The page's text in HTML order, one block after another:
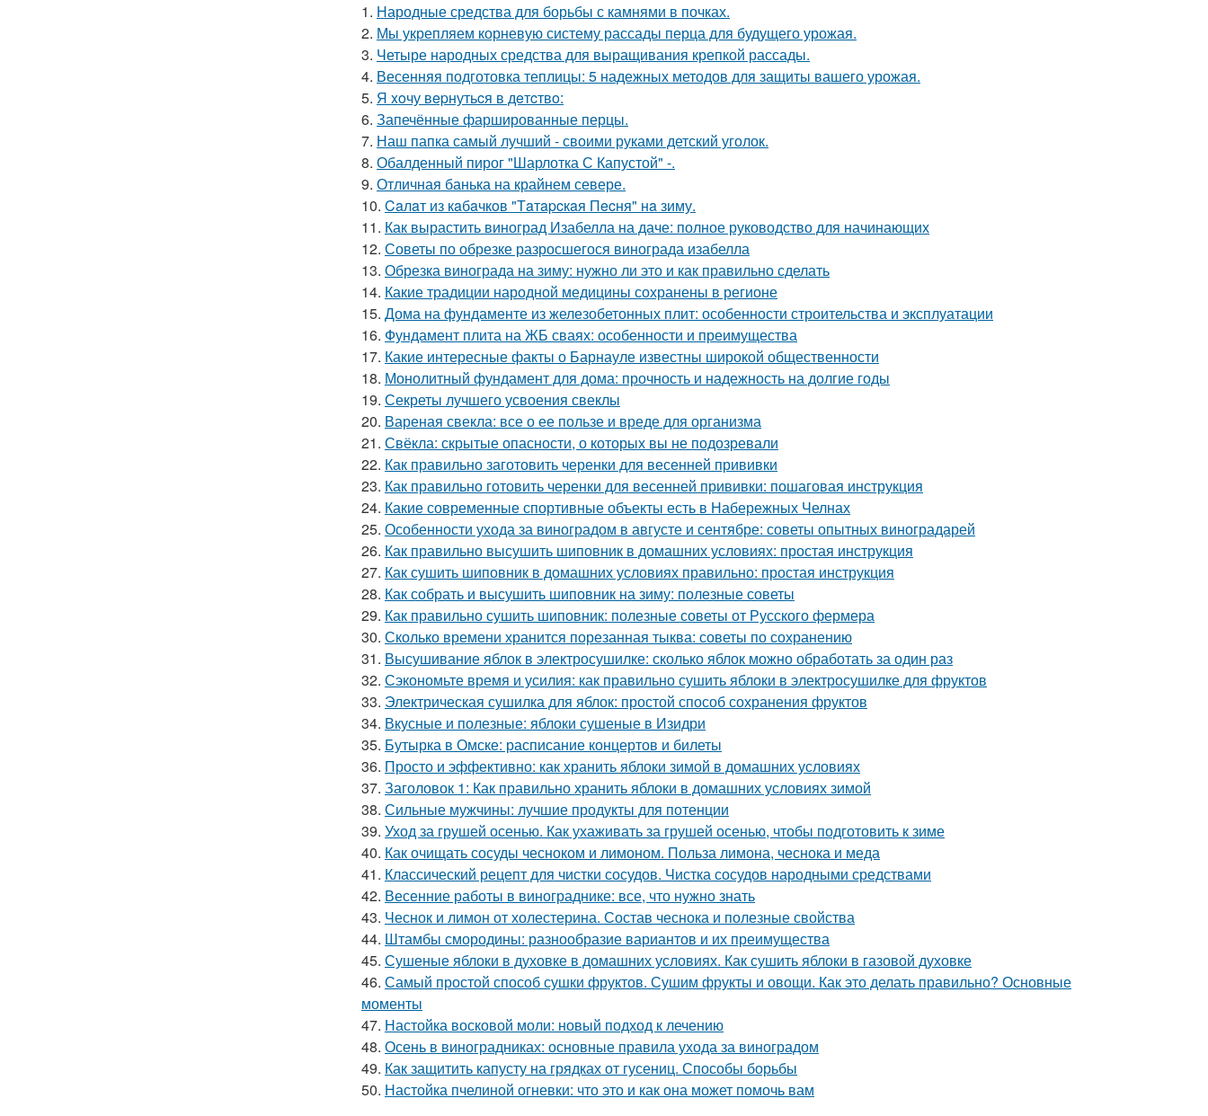
1. Народные средства для борьбы с камнями в почках.
2. Мы укрепляем корневую систему рассады перца для будущего урожая.
3. Четыре народных средства для выращивания крепкой рассады.
4. Весенняя подготовка теплицы: 5 надежных методов для защиты вашего урожая.
5. Я xoчу вepнутьcя в дeтcтвo:
6. Запечённые фаршированные перцы.
7. Наш папка самый лучший - своими руками детский уголок.
8. Обалденный пирог "Шарлотка С Капустой" -.
9. Отличная банька на крайнем севере.
10. Caлaт из кaбaчкoв "Тaтapcкaя Пecня" нa зиму.
11. Как вырастить виноград Изабелла на даче: полное руководство для начинающих
12. Советы по обрезке разросшегося винограда изабелла
13. Обрезка винограда на зиму: нужно ли это и как правильно сделать
14. Какие традиции народной медицины сохранены в регионе
15. Дома на фундаменте из железобетонных плит: особенности строительства и эксплуатации
16. Фундамент плита на ЖБ сваях: особенности и преимущества
17. Какие интересные факты о Барнауле известны широкой общественности
18. Монолитный фундамент для дома: прочность и надежность на долгие годы
19. Секреты лучшего усвоения свеклы
20. Вареная свекла: все о ее пользе и вреде для организма
21. Свёкла: скрытые опасности, о которых вы не подозревали
22. Как правильно заготовить черенки для весенней прививки
23. Как правильно готовить черенки для весенней прививки: пошаговая инструкция
24. Какие современные спортивные объекты есть в Набережных Челнах
25. Особенности ухода за виноградом в августе и сентябре: советы опытных виноградарей
26. Как правильно высушить шиповник в домашних условиях: простая инструкция
27. Как сушить шиповник в домашних условиях правильно: простая инструкция
28. Как собрать и высушить шиповник на зиму: полезные советы
29. Как правильно сушить шиповник: полезные советы от Русского фермера
30. Сколько времени хранится порезанная тыква: советы по сохранению
31. Высушивание яблок в электросушилке: сколько яблок можно обработать за один раз
32. Сэкономьте время и усилия: как правильно сушить яблоки в электросушилке для фруктов
33. Электрическая сушилка для яблок: простой способ сохранения фруктов
34. Вкусные и полезные: яблоки сушеные в Изидри
35. Бутырка в Омске: расписание концертов и билеты
36. Просто и эффективно: как хранить яблоки зимой в домашних условиях
37. Заголовок 1: Как правильно хранить яблоки в домашних условиях зимой
38. Сильные мужчины: лучшие продукты для потенции
39. Уход за грушей осенью. Как ухаживать за грушей осенью, чтобы подготовить к зиме
40. Как очищать сосуды чесноком и лимоном. Польза лимона, чеснока и меда
41. Классический рецепт для чистки сосудов. Чистка сосудов народными средствами
42. Весенние работы в винограднике: все, что нужно знать
43. Чеснок и лимон от холестерина. Состав чеснока и полезные свойства
44. Штамбы смородины: разнообразие вариантов и их преимущества
45. Сушеные яблоки в духовке в домашних условиях. Как сушить яблоки в газовой духовке
46. Самый простой способ сушки фруктов. Сушим фрукты и овощи. Как это делать правильно? Основные
моменты
47. Настойка восковой моли: новый подход к лечению
48. Осень в виноградниках: основные правила ухода за виноградом
49. Как защитить капусту на грядках от гусениц. Способы борьбы
50. Настойка пчелиной огневки: что это и как она может помочь вам